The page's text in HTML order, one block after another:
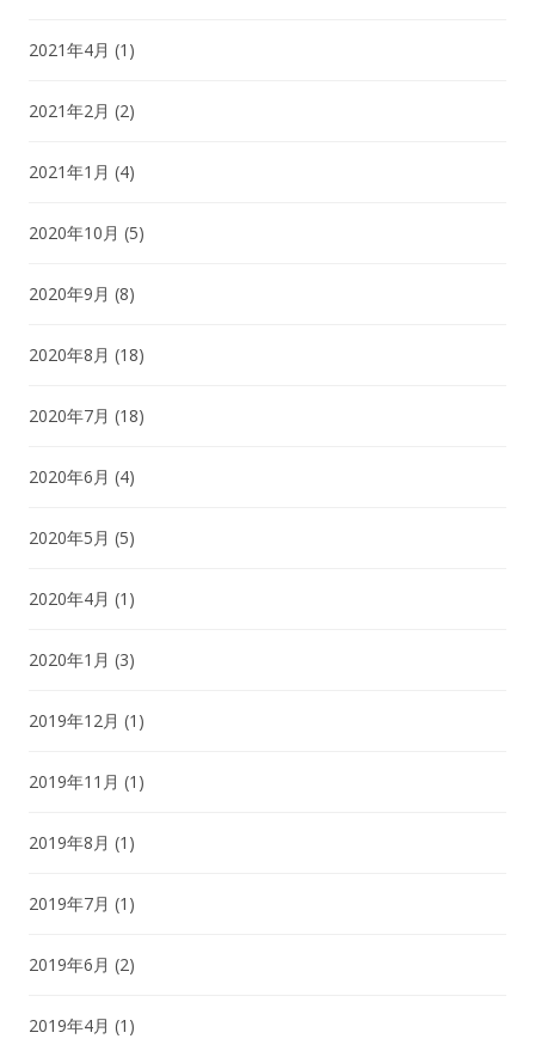
2021年4月 (1)
2021年2月 (2)
2021年1月 (4)
2020年10月 (5)
2020年9月 (8)
2020年8月 (18)
2020年7月 (18)
2020年6月 (4)
2020年5月 (5)
2020年4月 (1)
2020年1月 (3)
2019年12月 (1)
2019年11月 (1)
2019年8月 (1)
2019年7月 (1)
2019年6月 (2)
2019年4月 (1)